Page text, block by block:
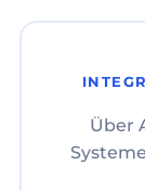
Über